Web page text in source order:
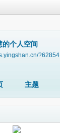
的个人空间
?62854
主题